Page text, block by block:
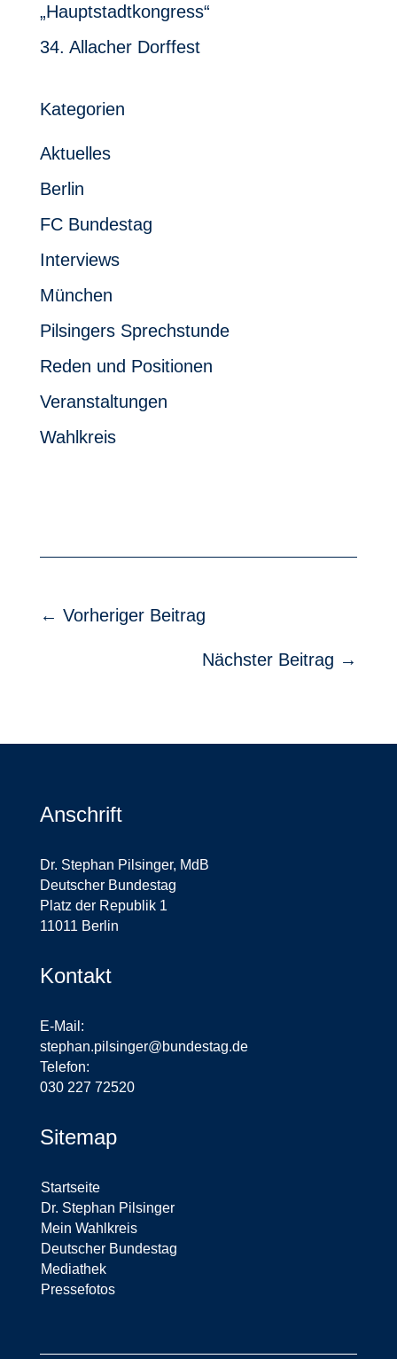
„Hauptstadtkongress“
34. Allacher Dorffest
Kategorien
Aktuelles
Berlin
FC Bundestag
Interviews
München
Pilsingers Sprechstunde
Reden und Positionen
Veranstaltungen
Wahlkreis
← Vorheriger Beitrag
Nächster Beitrag →
Anschrift
Dr. Stephan Pilsinger, MdB
Deutscher Bundestag
Platz der Republik 1
11011 Berlin
Kontakt
E-Mail:
stephan.pilsinger@bundestag.de
Telefon:
030 227 72520
Sitemap
Startseite
Dr. Stephan Pilsinger
Mein Wahlkreis
Deutscher Bundestag
Mediathek
Pressefotos